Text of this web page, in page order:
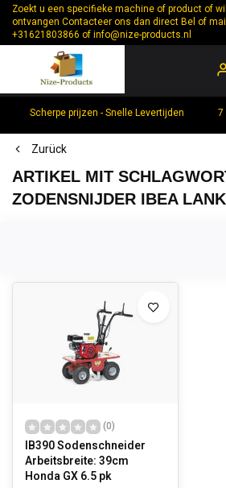
Zoekt u een specifieke machine of product of
ontvangen Contacteer ons dan direct Bel of
+31621803866 ofinfo@nize-products.nl
Scherpe prijzen - Snelle Levertijden 7
Zurück
ARTIKEL MIT
ZODENSNIJDER IBEA
(0)
IB390 Sodenschneider
Arbeitsbreite: 39cm
Honda GX 6.5 pk